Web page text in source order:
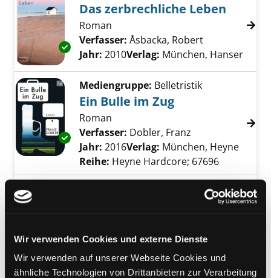
Wir verwenden Cookies und externe Dienste
Wir verwenden auf unserer Webseite Cookies und
ähnliche Technologien von Drittanbietern zur Verarbeitung
Exemplar-Details von Das zerbrechliche
Das zerbrechliche Leben
Roman
Verfasser: Åsbacka, Robert
Jahr: 2010Verlag: München, Hanser
Exemplar-Details von Ein Bulle im Zug
Mediengruppe: Belletristik
Ein Bulle im Zug
Roman
Verfasser: Dobler, Franz
Jahr: 2016Verlag: München, Heyne
Reihe: Heyne Hardcore; 67696
Exemplar-Details von Laute Nächte anzeigen
Verfasser:Freytag, AnneSuche nach